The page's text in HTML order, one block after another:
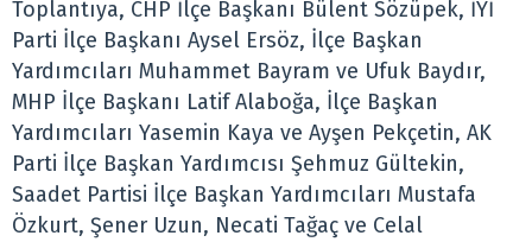
Toplantıya, CHP İlçe Başkanı Bülent Sözüpek, İYİ
Parti İlçe Başkanı Aysel Ersöz, İlçe Başkan
Yardımcıları Muhammet Bayram ve Ufuk Baydır,
MHP İlçe Başkanı Latif Alaboğa, İlçe Başkan
Yardımcıları Yasemin Kaya ve Ayşen Pekçetin, AK
Parti İlçe Başkan Yardımcısı Şehmuz Gültekin,
Saadet Partisi İlçe Başkan Yardımcıları Mustafa
Özkurt, Şener Uzun, Necati Tağaç ve Celal